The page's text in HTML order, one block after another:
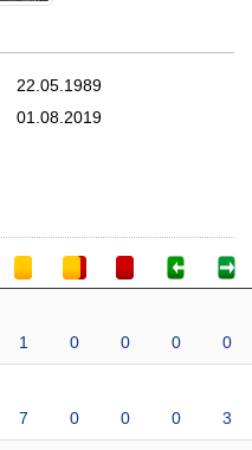
22.05.1989
01.08.2019
1 0 0 0 0
7 0 0 0 3